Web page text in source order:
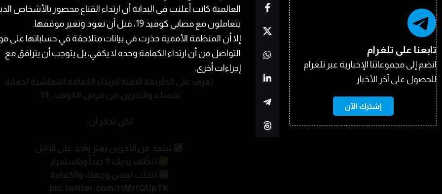
تابعنا على تلغرام
انضم إلى مجموعاتنا الإخبارية عبر تلغرام
للحصول على آخر الأخبار
إشترك الآن
العالمية كانت أعلنت في البداية أن ارتداء القناع محصور بالأشخاص
يتعاملون مع مصابي كوفيد 19، قبل أن تعود وتغير موقفها.
إلا أن المنظمة الأممية حذرت في بيانات متلاحقة في حساباتها على
التواصل من أن ارتداء الكمامة وحده لا يكفي، بل يتوجب أن يترافق مع
إجراءات أخرى.
تعرف على الطريقة الآمنة لارتداء الكمامة القماشية لحماية
نفسك والآخرين من مرض #كوفيد_19 .
لكن تذكر أن:
تبتعد عن الآخرين بمترٍ واحد على الأقل
تنظِّف يديك ? جيداً وباستمرار
تتجنَّب لمس وجهك والكمامة
pic.twitter.com/rtMrfQUpTK